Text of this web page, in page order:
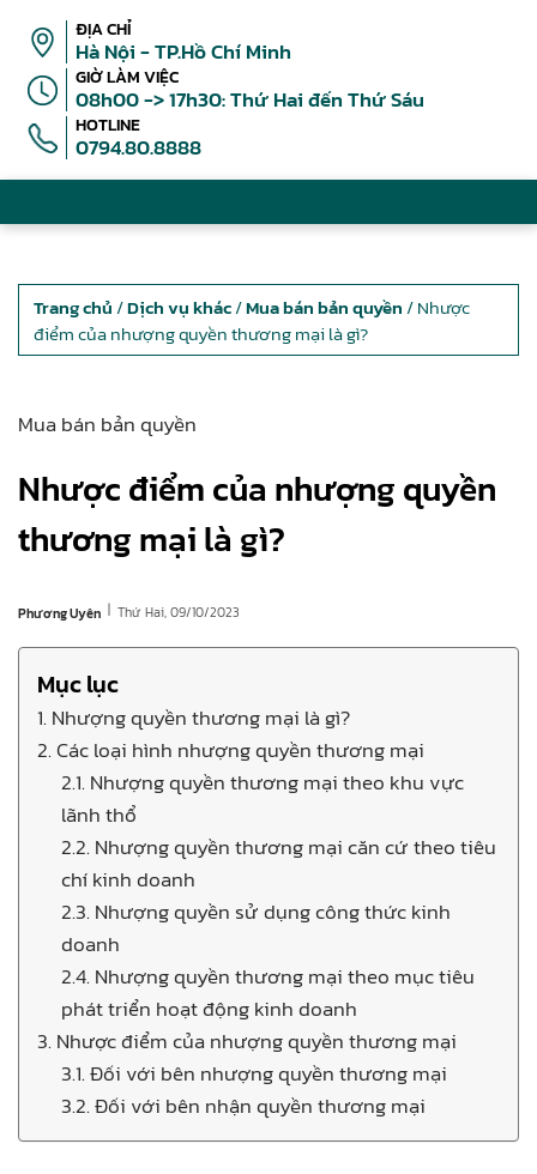
ĐỊA CHỈ
Hà Nội - TP.Hồ Chí Minh
GIỜ LÀM VIỆC
08h00 -> 17h30: Thứ Hai đến Thứ Sáu
HOTLINE
0794.80.8888
Trang chủ /Dịch vụ khác/Mua bán bản quyền / Nhược
điểm của nhượng quyền thương mại là gì?
Mua bán bản quyền
Nhược điểm của nhượng quyền
thương mại là gì?
Phương Uyên | Thứ Hai, 09/10/2023
Mục lục
1. Nhượng quyền thương mại là gì?
2. Các loại hình nhượng quyền thương mại
2.1. Nhượng quyền thương mại theo khu vực
lãnh thổ
2.2. Nhượng quyền thương mại căn cứ theo tiêu
chí kinh doanh
2.3. Nhượng quyền sử dụng công thức kinh
doanh
2.4. Nhượng quyền thương mại theo mục tiêu
phát triển hoạt động kinh doanh
3. Nhược điểm của nhượng quyền thương mại
3.1. Đối với bên nhượng quyền thương mại
3.2. Đối với bên nhận quyền thương mại